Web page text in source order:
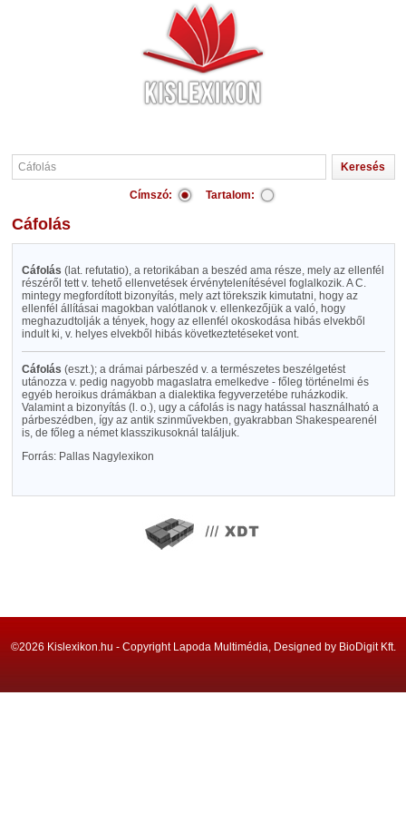
Címszó: Tartalom:
Cáfolás
Cáfolás (lat. refutatio), a retorikában a beszéd ama része, mely az ellenfél
részéről tett v. tehető ellenvetések érvénytelenítésével foglalkozik. A C.
mintegy megfordított bizonyítás, mely azt törekszik kimutatni, hogy az
ellenfél állításai magokban valótlanok v. ellenkezőjük a való, hogy
meghazudtolják a tények, hogy az ellenfél okoskodása hibás elvekből
indult ki, v. helyes elvekből hibás következtetéseket vont.
Cáfolás (eszt.); a drámai párbeszéd v. a természetes beszélgetést
utánozza v. pedig nagyobb magaslatra emelkedve - főleg történelmi és
egyéb heroikus drámákban a dialektika fegyverzetébe ruházkodik.
Valamint a bizonyítás (l. o.), ugy a cáfolás is nagy hatással használható a
párbeszédben, így az antik szinművekben, gyakrabban Shakespearenél
is, de főleg a német klasszikusoknál találjuk.
Forrás: Pallas Nagylexikon
©2026 Kislexikon.hu - Copyright Lapoda Multimédia, Designed by BioDigit Kft.